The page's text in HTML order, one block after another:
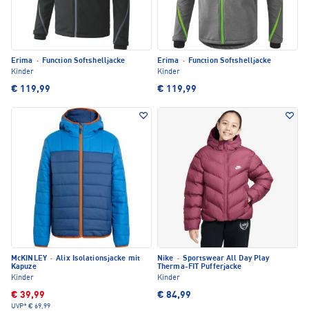
Erima · Function Softshelljacke
Kinder
€ 119,99
Erima · Function Softshelljacke
Kinder
€ 119,99
McKINLEY · Alix Isolationsjacke mit
Kapuze
Kinder
€ 39,99
UVP* € 69,99
Nike · Sportswear All Day Play
Therma-FIT Pufferjacke
Kinder
€ 84,99